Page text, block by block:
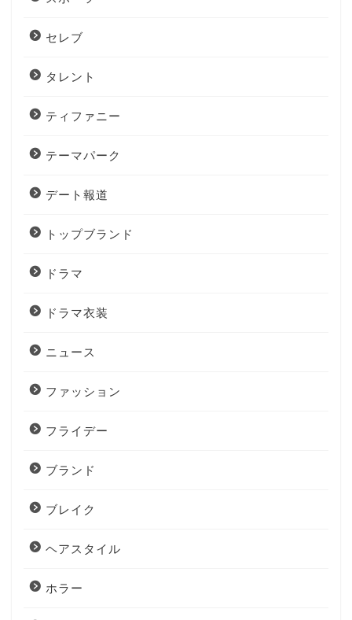
セレブ
タレント
ティファニー
テーマパーク
デート報道
トップブランド
ドラマ
ドラマ衣装
ニュース
ファッション
フライデー
ブランド
ブレイク
ヘアスタイル
ホラー